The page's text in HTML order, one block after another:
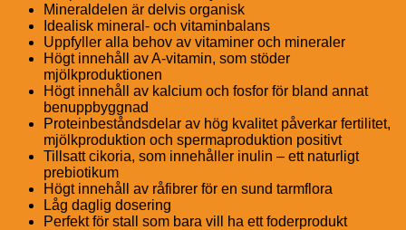
Mineraldelen är delvis organisk
Idealisk mineral- och vitaminbalans
Uppfyller alla behov av vitaminer och mineraler
Högt innehåll av A-vitamin, som stöder
mjölkproduktionen
Högt innehåll av kalcium och fosfor för bland annat
benuppbyggnad
Proteinbeståndsdelar av hög kvalitet påverkar fertilitet,
mjölkproduktion och spermaproduktion positivt
Tillsatt cikoria, som innehåller inulin – ett naturligt
prebiotikum
Högt innehåll av råfibrer för en sund tarmflora
Låg daglig dosering
Perfekt för stall som bara vill ha ett foderprodukt